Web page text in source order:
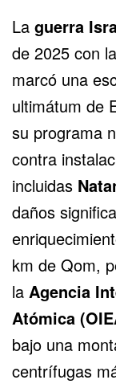
La guerra
de 2025 con la
marcó una
ultimátum de
su programa
contra
incluidas
daños
km de Qom,
la Agencia
Atómica
bajo una
centrífugas